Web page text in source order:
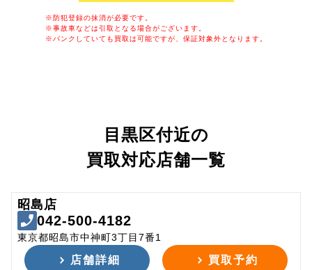
※防犯登録の抹消が必要です。
※事故車などは引取となる場合がございます。
※パンクしていても買取は可能ですが、保証対象外となります。
目黒区付近の
買取対応店舗一覧
昭島店
042-500-4182
東京都昭島市中神町3丁目7番1
店舗詳細 買取予約